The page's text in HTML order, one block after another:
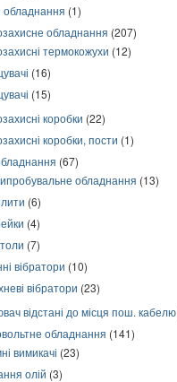
обладнання (1)
обладнання (207)
термокожухи (12)
(16)
(15)
коробки (22)
коробки, пости (1)
(67)
обладнання (13)
(6)
(4)
(7)
вібратори (10)
вібратори (23)
відстані до місця пош. кабелю
обладнання (141)
вимикачі (23)
олій (3)